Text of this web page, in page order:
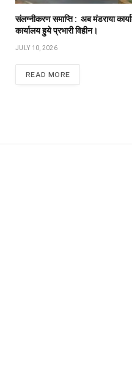
संलग्नीकरण समाप्ति : अब मंडराया
कार्यालय हुये प्रभारी विहीन।
JULY 10, 2026
READ MORE